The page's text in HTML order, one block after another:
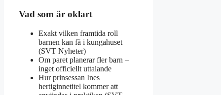
Vad som är oklart
Exakt vilken framtida roll
barnen kan få i kungahuset
(SVT Nyheter)
Om paret planerar fler barn –
inget officiellt uttalande
Hur prinsessan Ines
hertiginnetitel kommer att